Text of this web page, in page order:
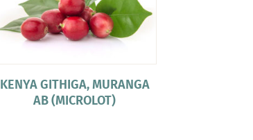
KENYA GITHIGA, MURANGA
AB (MICROLOT)